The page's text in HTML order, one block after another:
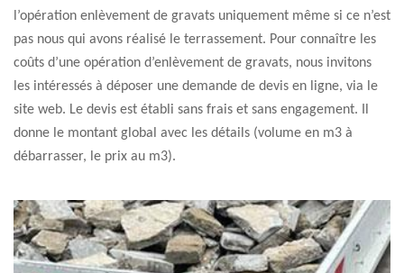
l’opération enlèvement de gravats uniquement même si ce n’est
pas nous qui avons réalisé le terrassement. Pour connaître les
coûts d’une opération d’enlèvement de gravats, nous invitons
les intéressés à déposer une demande de devis en ligne, via le
site web. Le devis est établi sans frais et sans engagement. Il
donne le montant global avec les détails (volume en m3 à
débarrasser, le prix au m3).